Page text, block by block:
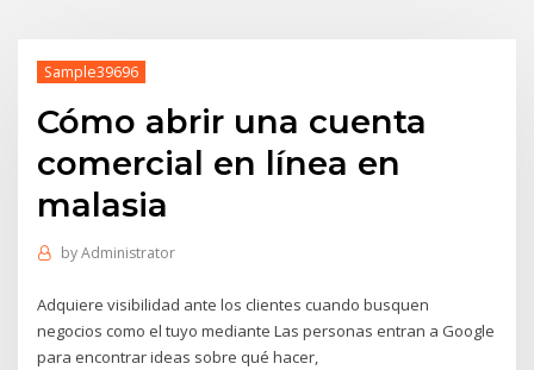
Sample39696
Cómo abrir una cuenta
comercial en línea en
malasia
byAdministrator
Adquiere visibilidad ante los clientes cuando busquen
negocios como el tuyo mediante Las personas entran a Google
para encontrar ideas sobre qué hacer,